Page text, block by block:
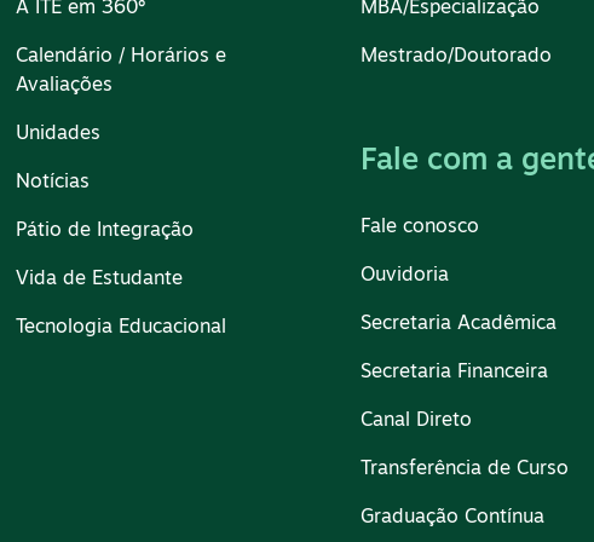
A ITE em 360º
Calendário / Horários e
Avaliações
Unidades
Notícias
Pátio de Integração
Vida de Estudante
Tecnologia Educacional
MBA/Especialização
Mestrado/Doutorado
Fale com a
Fale conosco
Ouvidoria
Secretaria Acadêmica
Secretaria Financeira
Canal Direto
Transferência de Curso
Graduação Contínua